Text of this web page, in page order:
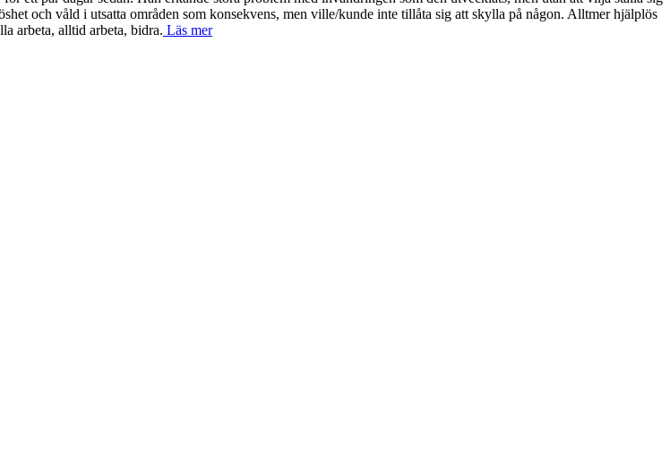
och våld i utsatta områden som konsekvens, men ville/kunde inte tillåta sig att skylla på någon. Alltmer hjälplös
arbeta, alltid arbeta, bidra. Läs mer